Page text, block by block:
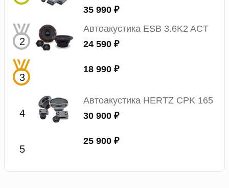
35 990 ₽
Автоакустика ESB 3.6K2 ACT
24 590 ₽
18 990 ₽
Автоакустика HERTZ CPK 165
30 900 ₽
25 900 ₽